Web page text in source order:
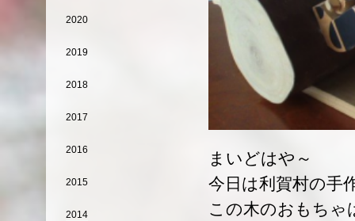
まいどはや～
今日は利賀村の手
この木のおもちゃ
2020
2019
2018
2017
2016
2015
2014